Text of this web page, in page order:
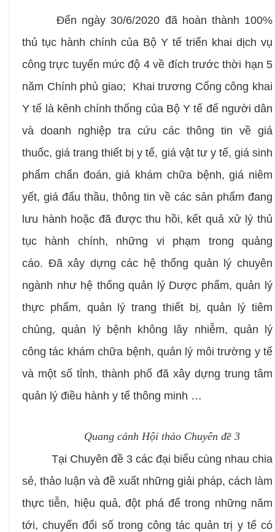
Đến ngày 30/6/2020 đã hoàn thành 100%
thủ tục hành chính của Bộ Y tế triển khai dịch vụ
công trực tuyến mức độ 4 về đích trước thời hạn 5
năm Chính phủ giao; Khai trương Cổng công khai
Y tế là kênh chính thống của Bộ Y tế để người dân
và doanh nghiệp tra cứu các thông tin về giá
thuốc, giá trang thiết bị y tế, giá vật tư y tế, giá sinh
phẩm chẩn đoán, giá khám chữa bệnh, giá niêm
yết, giá đấu thầu, thông tin về các sản phẩm đang
lưu hành hoặc đã được thu hồi, kết quả xử lý thủ
tục hành chính, những vi phạm trong quảng
cáo. Đã xây dựng các hệ thống quản lý chuyên
ngành như hệ thống quản lý Dược phẩm, quản lý
thực phẩm, quản lý trang thiết bị, quản lý tiêm
chủng, quản lý bệnh không lây nhiễm, quản lý
công tác khám chữa bệnh, quản lý môi trường y tế
và một số tỉnh, thành phố đã xây dựng trung tâm
quản lý điều hành y tế thông minh …
Quang cảnh Hội thảo Chuyên đề 3
Tại Chuyên đề 3 các đại biểu cùng nhau chia
sẻ, thảo luận và đề xuất những giải pháp, cách làm
thực tiễn, hiệu quả, đột phá để trong những năm
tới, chuyển đổi số trong công tác quản trị y tế có